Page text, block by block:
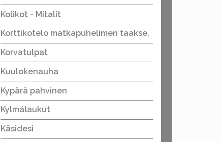
Kolikot - Mitalit
Korttikotelo matkapuhelimen taakse.
Korvatulpat
Kuulokenauha
Kypärä pahvinen
Kylmälaukut
Käsidesi